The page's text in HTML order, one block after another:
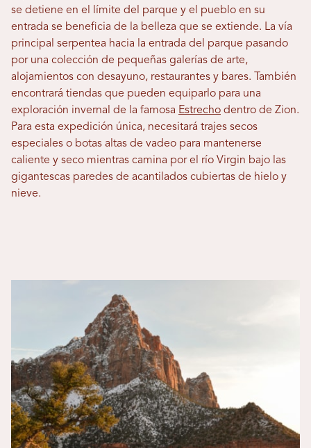
se detiene en el límite del parque y el pueblo en su
entrada se beneficia de la belleza que se extiende. La vía
principal serpentea hacia la entrada del parque pasando
por una colección de pequeñas galerías de arte,
alojamientos con desayuno, restaurantes y bares. También
encontrará tiendas que pueden equiparlo para una
exploración invernal de la famosa Estrecho dentro de Zion.
Para esta expedición única, necesitará trajes secos
especiales o botas altas de vadeo para mantenerse
caliente y seco mientras camina por el río Virgin bajo las
gigantescas paredes de acantilados cubiertas de hielo y
nieve.